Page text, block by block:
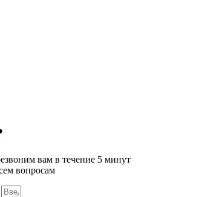
вам в течение 5 минут
вопросам